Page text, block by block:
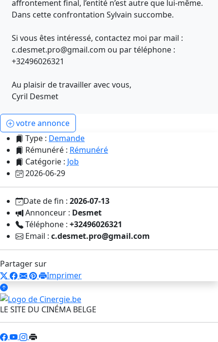
affrontement final, l’entité n’est autre que lui-même.
Dans cette confrontation Sylvain succombe.
Si vous êtes intéressé, contactez moi par mail :
c.desmet.pro@gmail.com ou par téléphone :
+32496026321
Au plaisir de travailler avec vous,
Cyril Desmet
votre annonce
Type : Demande
Rémunéré : Rémunéré
Catégorie : Job
2026-06-29
Date de fin : 2026-07-13
Annonceur : Desmet
Téléphone : +32496026321
Email : c.desmet.pro@gmail.com
Partager sur
Imprimer
LE SITE DU CINÉMA BELGE